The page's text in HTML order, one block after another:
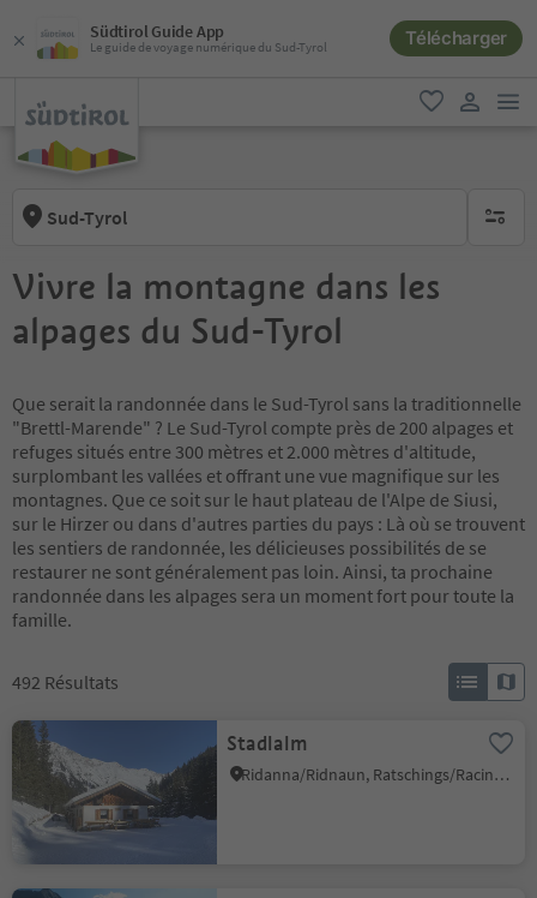
Südtirol Guide App
Le guide de voyage numérique du Sud-Tyrol Télécharger
favori
Sud-Tyrol aucun
Vivre la montagne dans les
alpages du Sud-Tyrol
Que serait la randonnée dans le Sud-Tyrol sans la traditionnelle
"Brettl-Marende" ? Le Sud-Tyrol compte près de 200 alpages et
refuges situés entre 300 mètres et 2.000 mètres d'altitude,
surplombant les vallées et offrant une vue magnifique sur les
montagnes. Que ce soit sur le haut plateau de l'Alpe de Siusi,
sur le Hirzer ou dans d'autres parties du pays : Là où se trouvent
les sentiers de randonnée, les délicieuses possibilités de se
restaurer ne sont généralement pas loin. Ainsi, ta prochaine
randonnée dans les alpages sera un moment fort pour toute la
famille.
492 Résultats
Stadlalm
Ridanna/Ridnaun, Ratschings/Racines, Sterzing/Vipiteno and environs